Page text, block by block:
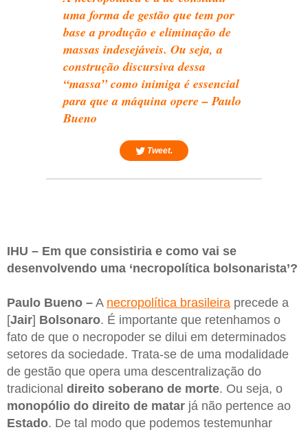
uma forma de gestão que tem por
base a produção e eliminação de
massas indesejáveis. Ou seja, a
construção discursiva dessa
“massa” como inimiga é essencial
para que a máquina opere – Paulo
Bueno
Tweet.
IHU – Em que consistiria e como vai se
desenvolvendo uma ‘necropolítica bolsonarista’?
Paulo Bueno – A necropolítica brasileira precede a
[Jair] Bolsonaro. É importante que retenhamos o
fato de que o necropoder se dilui em determinados
setores da sociedade. Trata-se de uma modalidade
de gestão que opera uma descentralização do
tradicional direito soberano de morte. Ou seja, o
monopólio do direito de matar já não pertence ao
Estado. De tal modo que podemos testemunhar